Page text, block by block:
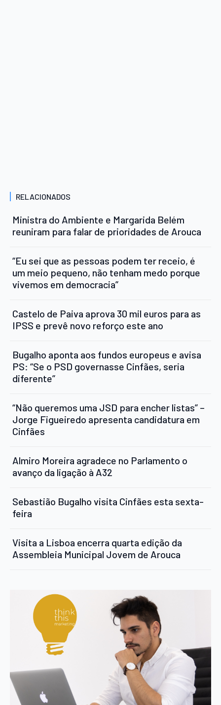
RELACIONADOS
Ministra do Ambiente e Margarida Belém
reuniram para falar de prioridades de Arouca
“Eu sei que as pessoas podem ter receio, é
um meio pequeno, não tenham medo porque
vivemos em democracia”
Castelo de Paiva aprova 30 mil euros para as
IPSS e prevê novo reforço este ano
Bugalho aponta aos fundos europeus e avisa
PS: “Se o PSD governasse Cinfães, seria
diferente”
“Não queremos uma JSD para encher listas” –
Jorge Figueiredo apresenta candidatura em
Cinfães
Almiro Moreira agradece no Parlamento o
avanço da ligação à A32
Sebastião Bugalho visita Cinfães esta sexta-
feira
Visita a Lisboa encerra quarta edição da
Assembleia Municipal Jovem de Arouca